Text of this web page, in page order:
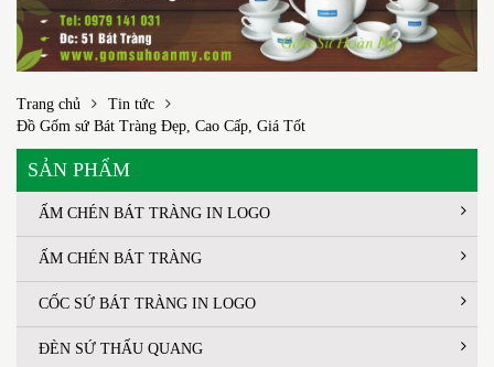
Trang chủ
Tin tức
Đồ Gốm sứ Bát Tràng Đẹp, Cao Cấp, Giá Tốt
SẢN PHẨM
ẤM CHÉN BÁT TRÀNG IN LOGO
ẤM CHÉN BÁT TRÀNG
CỐC SỨ BÁT TRÀNG IN LOGO
ĐÈN SỨ THẤU QUANG